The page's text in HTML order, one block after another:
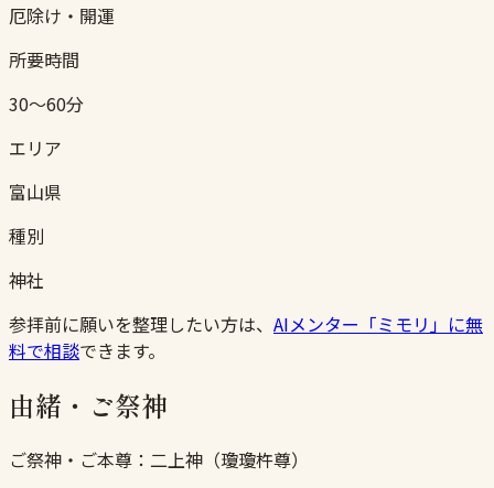
厄除け・開運
所要時間
30〜60分
エリア
富山県
種別
神社
参拝前に願いを整理したい方は、 AIメンター「ミモリ」に無
料で相談できます。
由緒・ご祭神
ご祭神・ご本尊： 二上神（瓊瓊杵尊）